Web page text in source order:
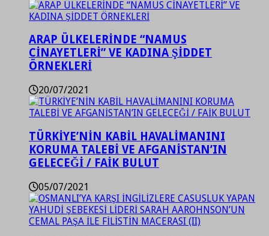
ARAP ÜLKELERİNDE “NAMUS
CİNAYETLERİ” VE KADINA ŞİDDET
ÖRNEKLERİ
20/07/2021
TÜRKİYE’NİN KABİL HAVALİMANINI
KORUMA TALEBİ VE AFGANİSTAN’IN
GELECEĞİ / FAİK BULUT
05/07/2021